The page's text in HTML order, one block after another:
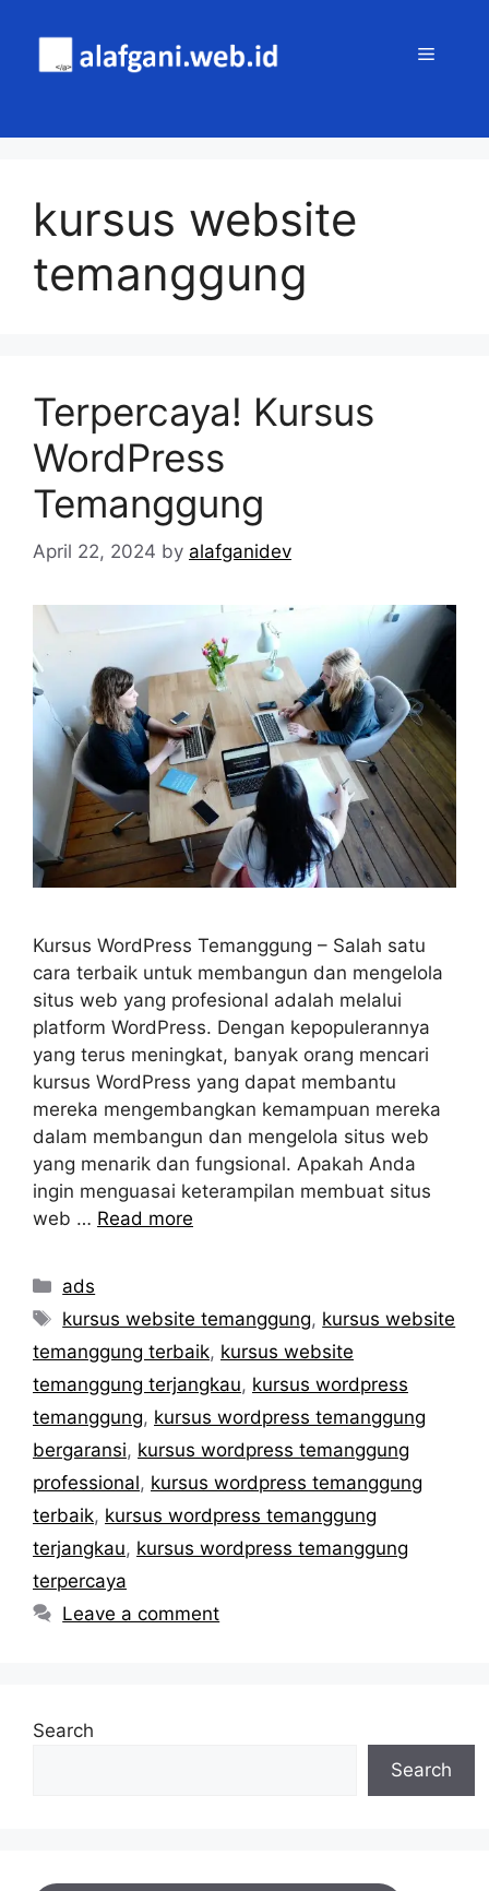
content
MENU
kursus website
temanggung
Terpercaya! Kursus
WordPress
Temanggung
April 22, 2024 by alafganidev
Kursus WordPress Temanggung – Salah satu
cara terbaik untuk membangun dan mengelola
situs web yang profesional adalah melalui
platform WordPress. Dengan kepopulerannya
yang terus meningkat, banyak orang mencari
kursus WordPress yang dapat membantu
mereka mengembangkan kemampuan mereka
dalam membangun dan mengelola situs web
yang menarik dan fungsional. Apakah Anda
ingin menguasai keterampilan membuat situs
web … Read more
Categories
ads
Tags
kursus website temanggung, kursus website
temanggung terbaik, kursus website
temanggung terjangkau, kursus wordpress
temanggung, kursus wordpress temanggung
bergaransi, kursus wordpress temanggung
professional, kursus wordpress temanggung
terbaik, kursus wordpress temanggung
terjangkau, kursus wordpress temanggung
terpercaya
Leave a comment
Search
Search